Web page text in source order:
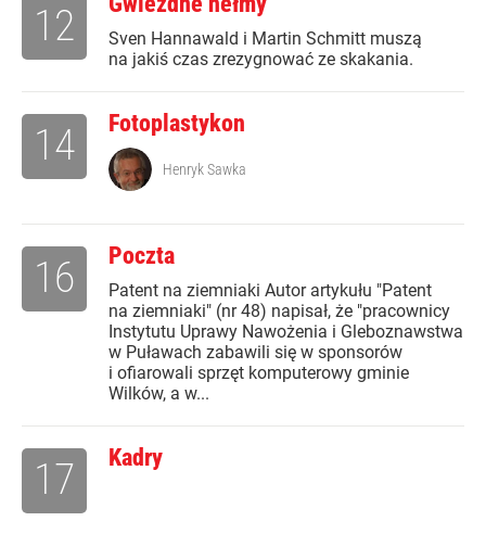
Sven Hannawald i Martin Schmitt muszą
na jakiś czas zrezygnować ze skakania.
12
Fotoplastykon
14 Henryk Sawka
Poczta
Patent na ziemniaki Autor artykułu "Patent
na ziemniaki" (nr 48) napisał, że "pracownicy
Instytutu Uprawy Nawożenia i Gleboznawstwa
w Puławach zabawili się w sponsorów
i ofiarowali sprzęt komputerowy gminie
Wilków, a w...
16
Kadry
17